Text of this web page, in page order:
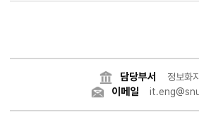
담당부서 정보화
이메일